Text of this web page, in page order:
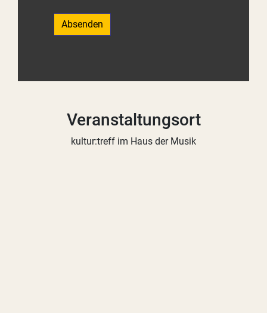
Absenden
Veranstaltungsort
kultur:treff im Haus der Musik